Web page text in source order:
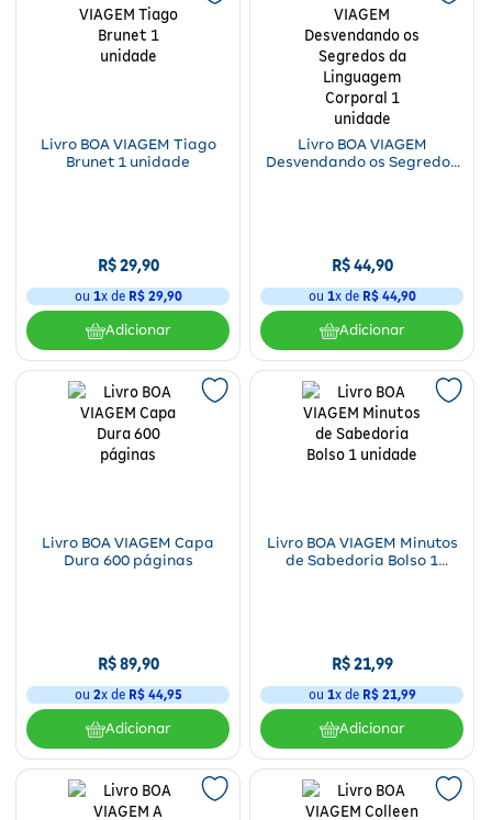
Livro BOA VIAGEM Tiago
Brunet 1 unidade
R$29,90
ou 1x de R$ 29,90
Adicionar
Livro BOA VIAGEM
Desvendando os Segredos
R$44,90
ou 1x de R$ 44,90
Adicionar
Livro BOA VIAGEM Capa
Dura 600 páginas
R$89,90
ou 2x de R$ 44,95
Adicionar
Livro BOA VIAGEM Minutos
de Sabedoria Bolso 1
R$21,99
ou 1x de R$ 21,99
Adicionar